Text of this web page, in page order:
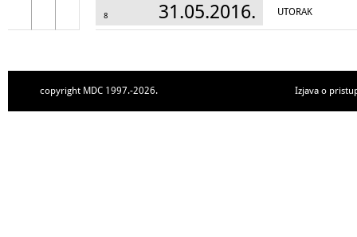
8 31.05.2016. UTORAK
copyright MDC 1997.-2026. Izjava o